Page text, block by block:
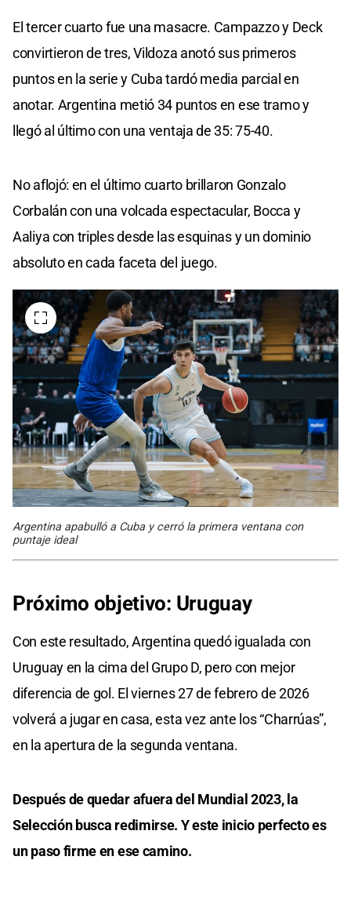
El tercer cuarto fue una masacre. Campazzo y Deck
convirtieron de tres, Vildoza anotó sus primeros
puntos en la serie y Cuba tardó media parcial en
anotar. Argentina metió 34 puntos en ese tramo y
llegó al último con una ventaja de 35: 75-40.
No aflojó: en el último cuarto brillaron Gonzalo
Corbalán con una volcada espectacular, Bocca y
Aaliya con triples desde las esquinas y un dominio
absoluto en cada faceta del juego.
Argentina apabulló a Cuba y cerró la primera ventana con
puntaje ideal
Próximo objetivo: Uruguay
Con este resultado, Argentina quedó igualada con
Uruguay en la cima del Grupo D, pero con mejor
diferencia de gol. El viernes 27 de febrero de 2026
volverá a jugar en casa, esta vez ante los “Charrúas”,
en la apertura de la segunda ventana.
Después de quedar afuera del Mundial 2023, la
Selección busca redimirse. Y este inicio perfecto es
un paso firme en ese camino.